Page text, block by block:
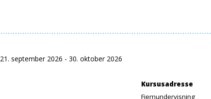
21. september 2026 - 30. oktober 2026
Kursusadresse
Fjernundervisning